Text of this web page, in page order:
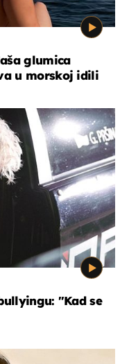
glumica
u morskoj idili
"Kad se